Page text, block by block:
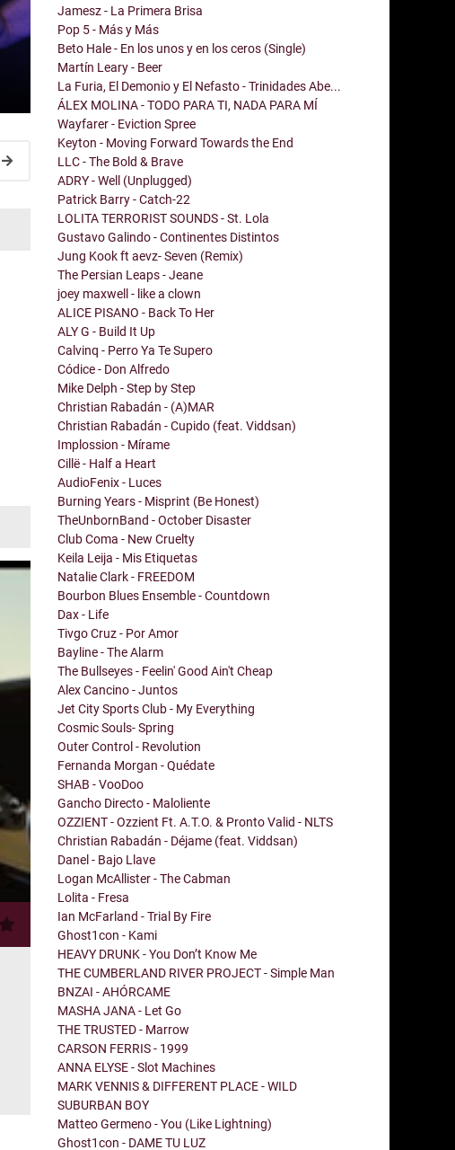
Jamesz - La Primera Brisa
Pop 5 - Más y Más
Beto Hale - En los unos y en los ceros (Single)
Martín Leary - Beer
La Furia, El Demonio y El Nefasto - Trinidades Abe...
ÁLEX MOLINA - TODO PARA TI, NADA PARA MÍ
Wayfarer - Eviction Spree
Keyton - Moving Forward Towards the End
LLC - The Bold & Brave
ADRY - Well (Unplugged)
Patrick Barry - Catch-22
LOLITA TERRORIST SOUNDS - St. Lola
Gustavo Galindo - Continentes Distintos
Jung Kook ft aevz- Seven (Remix)
The Persian Leaps - Jeane
joey maxwell - like a clown
ALICE PISANO - Back To Her
ALY G - Build It Up
Calvinq - Perro Ya Te Supero
Códice - Don Alfredo
Mike Delph - Step by Step
Christian Rabadán - (A)MAR
Christian Rabadán - Cupido (feat. Viddsan)
Implossion - Mírame
Cillë - Half a Heart
AudioFenix - Luces
Burning Years - Misprint (Be Honest)
TheUnbornBand - October Disaster
Club Coma - New Cruelty
Keila Leija - Mis Etiquetas
Natalie Clark - FREEDOM
Bourbon Blues Ensemble - Countdown
Dax - Life
Tivgo Cruz - Por Amor
Bayline - The Alarm
The Bullseyes - Feelin' Good Ain't Cheap
Alex Cancino - Juntos
Jet City Sports Club - My Everything
Cosmic Souls- Spring
Outer Control - Revolution
Fernanda Morgan - Quédate
SHAB - VooDoo
Gancho Directo - Maloliente
OZZIENT - Ozzient Ft. A.T.O. & Pronto Valid - NLTS
Christian Rabadán - Déjame (feat. Viddsan)
Danel - Bajo Llave
Logan McAllister - The Cabman
Lolita - Fresa
Ian McFarland - Trial By Fire
Ghost1con - Kami
HEAVY DRUNK - You Don’t Know Me
THE CUMBERLAND RIVER PROJECT - Simple Man
BNZAI - AHÓRCAME
MASHA JANA - Let Go
THE TRUSTED - Marrow
CARSON FERRIS - 1999
ANNA ELYSE - Slot Machines
MARK VENNIS & DIFFERENT PLACE - WILD
SUBURBAN BOY
Matteo Germeno - You (Like Lightning)
Ghost1con - DAME TU LUZ